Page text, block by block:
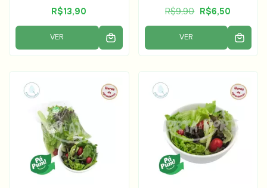
R$13,90
VER
R$9,90 R$6,50
VER